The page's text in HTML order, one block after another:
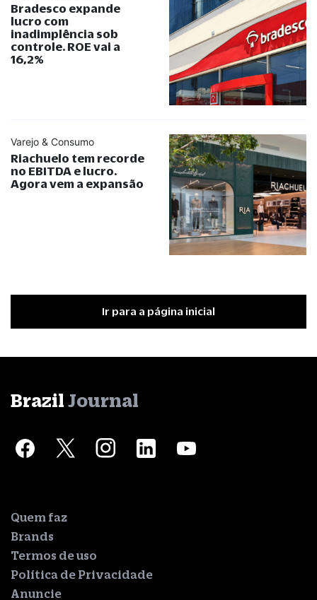
Bradesco expande
lucro com
inadimplência sob
controle. ROE vai a
16,2%
Varejo & Consumo
Riachuelo tem recorde
no EBITDA e lucro.
Agora vem a expansão
Ir para a página inicial
Brazil Journal
Quem faz
Brands
Termos de uso
Política de Privacidade
Anuncie